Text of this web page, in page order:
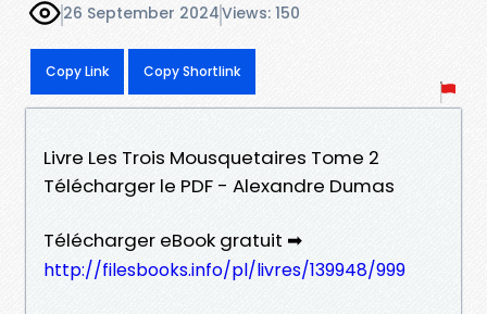
26 September 2024Views: 150
Copy Link Copy Shortlink
Livre Les Trois Mousquetaires Tome 2
Télécharger le PDF - Alexandre Dumas
Télécharger eBook gratuit ➡
http://filesbooks.info/pl/livres/139948/999